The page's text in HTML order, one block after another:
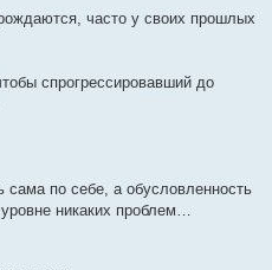
часто у своих прошлых
спрогрессировавший до
по себе, а обусловленность
никаких проблем…